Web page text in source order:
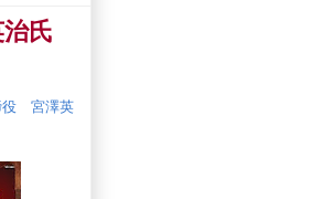
氏
役 宮澤英